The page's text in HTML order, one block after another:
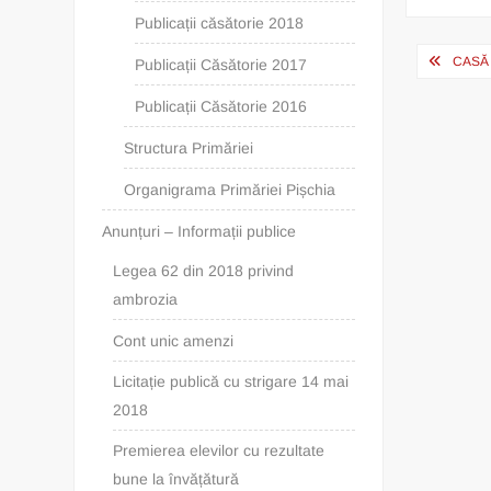
PostCASĂ
Publicații căsătorie 2018
Publicații Căsătorie 2017
Publicații Căsătorie 2016
Structura Primăriei
Organigrama Primăriei Pișchia
Anunțuri – Informații publice
Legea 62 din 2018 privind
ambrozia
Cont unic amenzi
Licitație publică cu strigare 14 mai
2018
Premierea elevilor cu rezultate
bune la învățătură